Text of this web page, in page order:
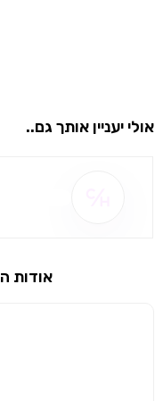
אולי יעניין אותך גם..
אודות